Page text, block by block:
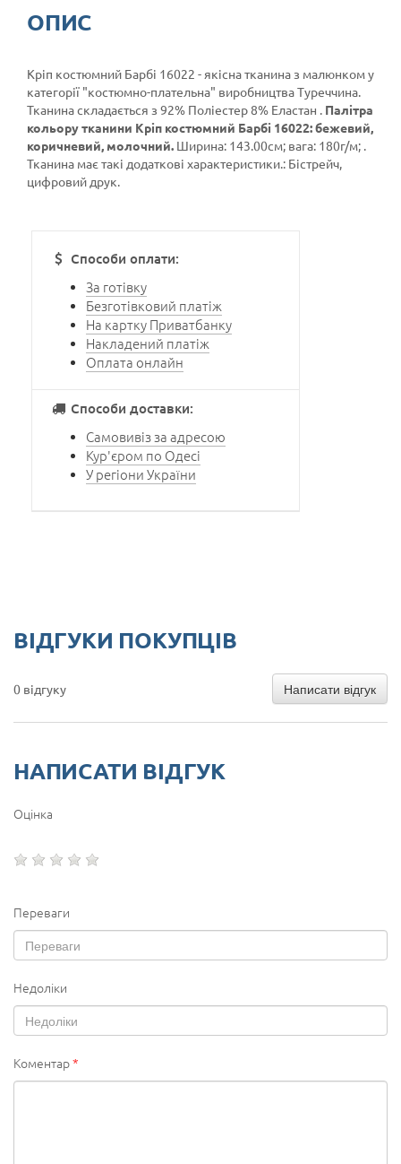
ОПИС
Кріп костюмний Барбі 16022 - якісна тканина з малюнком у
категорії "костюмно-плательна" виробництва Туреччина.
Тканина складається з 92% Поліестер 8% Еластан . Палітра
кольору тканини Кріп костюмний Барбі 16022: бежевий,
коричневий, молочний. Ширина: 143.00см; вага: 180г/м; .
Тканина має такі додаткові характеристики.: Бістрейч,
цифровий друк.
Способи оплати:
За готівку
Безготівковий платіж
На картку Приватбанку
Накладений платіж
Оплата онлайн
Способи доставки:
Самовивіз за адресою
Кур'єром по Одесі
У регіони України
ВІДГУКИ ПОКУПЦІВ
0 відгуку Написати відгук
НАПИСАТИ ВІДГУК
Оцінка
Переваги
Недоліки
Коментар*